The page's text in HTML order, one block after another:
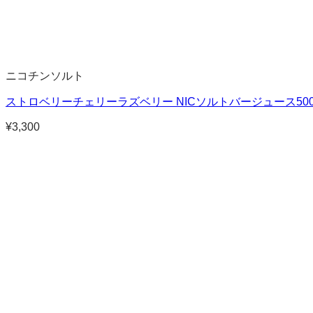
ニコチンソルト
ストロベリーチェリーラズベリー NICソルトバージュース
¥3,300